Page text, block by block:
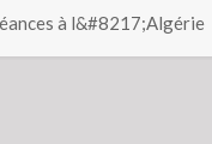
à l&#8217;Algérie